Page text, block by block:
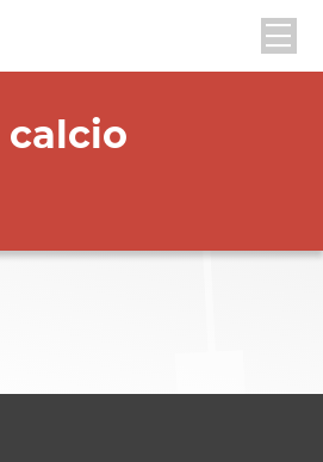
calcio